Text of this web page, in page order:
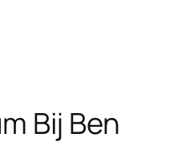
Bij Ben